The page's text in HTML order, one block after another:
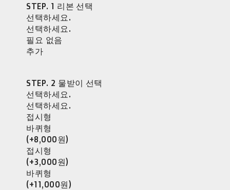
STEP. 1 리본 선택
선택하세요.
선택하세요.
필요 없음
추가
STEP. 2 물받이 선택
선택하세요.
선택하세요.
접시형
바퀴형
(+8,000원)
접시형
(+3,000원)
바퀴형
(+11,000원)